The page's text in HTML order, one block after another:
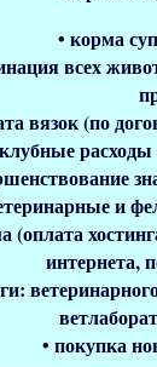
• корма
всех
вязок (по
и
(оплата
интернета,
• покупка